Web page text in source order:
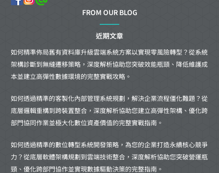
FROM OUR BLOG
近期文章
如何精準佈局舊有資料庫升級雲端系統方案以實現零風險轉型？從系統
架構診斷到無縫遷移策略，深度解析協助您突破效能瓶頸、降低維護成
本並建立高彈性數據環境的完整實戰攻略。
如何透過精準的客製化內部管理系統規劃，解決企業流程僵化難題？從
底層邏輯重構到跨裝置整合，深度解析協助您建立高彈性架構、優化跨
部門協同作業並極大化數位資產價值的完整實戰指南。
如何透過精準的數位轉型系統開發策略，為您的企業打造永續核心競爭
力？從底層軟體架構規劃到雲端技術整合，深度解析協助您突破營運瓶
頸、優化跨部門協作並實現數據驅動決策的完整指南。